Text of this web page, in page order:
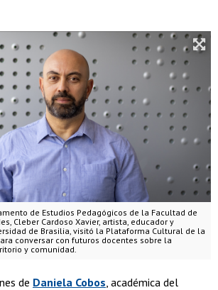
de Estudios Pedagógicos de la Facultad de
Cleber Cardoso Xavier, artista, educador y
de Brasilia, visitó la Plataforma Cultural de la
conversar con futuros docentes sobre la
y comunidad.
de Daniela Cobos , académica del